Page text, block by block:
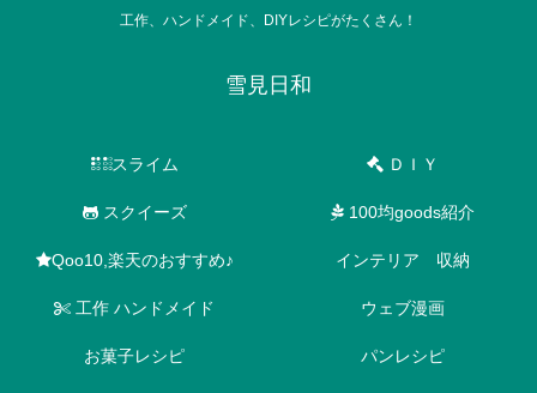
工作、ハンドメイド、DIYレシピがたくさん！
雪見日和
スライム ＤＩＹ
スクイーズ 100均goods紹介
Qoo10,楽天のおすすめ♪ インテリア 収納
工作 ハンドメイド ウェブ漫画
お菓子レシピ パンレシピ